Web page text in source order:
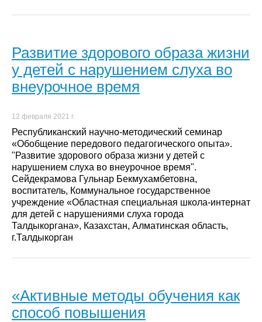
Развитие здорового образа жизни
у детей с нарушением слуха во
внеурочное время
12 февраля 2021 г.
Республиканский научно-методический семинар
«Обобщение передового педагогического опыта».
"Развитие здорового образа жизни у детей с
нарушением слуха во внеурочное время".
Сейдекрамова Гульнар Бекмухамбетовна,
воспитатель, Коммунальное государственное
учреждение «Областная специальная школа-интернат
для детей с нарушениями слуха города
Талдыкоргана», Казахстан, Алматинская область,
г.Талдыкорган
«Активные методы обучения как
способ повышения